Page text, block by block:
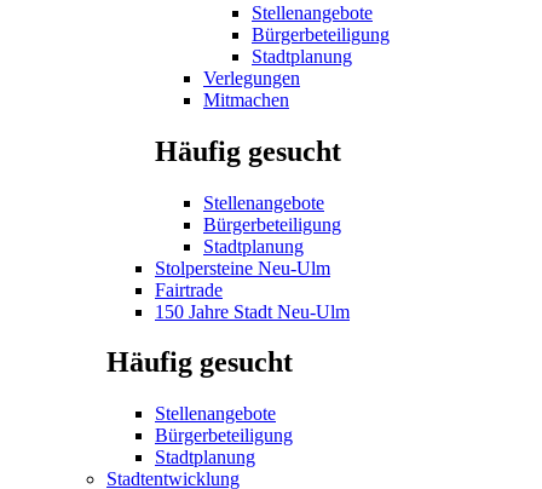
Stellenangebote
Bürgerbeteiligung
Stadtplanung
Verlegungen
Mitmachen
Häufig gesucht
Stellenangebote
Bürgerbeteiligung
Stadtplanung
Stolpersteine Neu-Ulm
Fairtrade
150 Jahre Stadt Neu-Ulm
Häufig gesucht
Stellenangebote
Bürgerbeteiligung
Stadtplanung
Stadtentwicklung